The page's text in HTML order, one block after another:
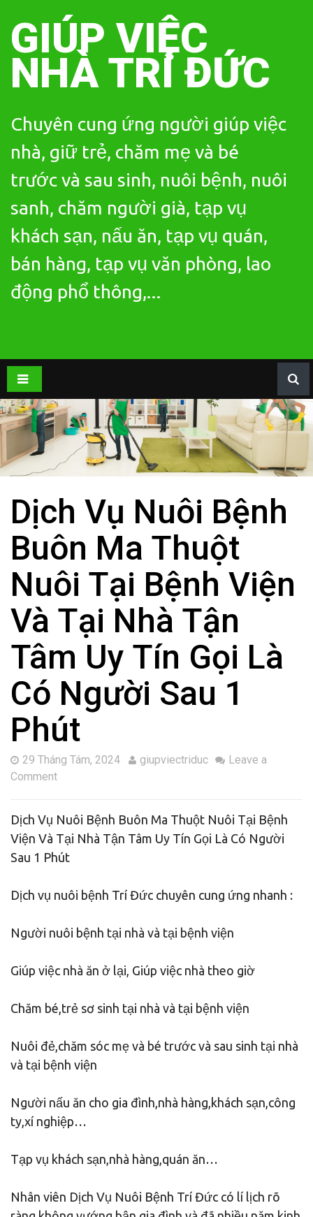
contentGIÚP VIỆC
NHÀ TRÍ ĐỨC
Chuyên cung ứng người giúp việc
nhà, giữ trẻ, chăm mẹ và bé
trước và sau sinh, nuôi bệnh, nuôi
sanh, chăm người già, tạp vụ
khách sạn, nấu ăn, tạp vụ quán,
bán hàng, tạp vụ văn phòng, lao
động phổ thông,...
Dịch Vụ Nuôi Bệnh
Buôn Ma Thuột
Nuôi Tại Bệnh Viện
Và Tại Nhà Tận
Tâm Uy Tín Gọi Là
Có Người Sau 1
Phút
29 Tháng Tám, 2024 giupviectriduc
Leave a
Comment
Dịch Vụ Nuôi Bệnh Buôn Ma Thuột Nuôi Tại Bệnh
Viện Và Tại Nhà Tận Tâm Uy Tín Gọi Là Có Người
Sau 1 Phút
Dịch vụ nuôi bệnh Trí Đức chuyên cung ứng nhanh :
Người nuôi bệnh tại nhà và tại bệnh viện
Giúp việc nhà ăn ở lại, Giúp việc nhà theo giờ
Chăm bé,trẻ sơ sinh tại nhà và tại bệnh viện
Nuôi đẻ,chăm sóc mẹ và bé trước và sau sinh tại nhà
và tại bệnh viện
Người nấu ăn cho gia đình,nhà hàng,khách sạn,công
ty,xí nghiệp…
Tạp vụ khách sạn,nhà hàng,quán ăn…
Nhân viên Dịch Vụ Nuôi Bệnh Trí Đức có lí lịch rõ